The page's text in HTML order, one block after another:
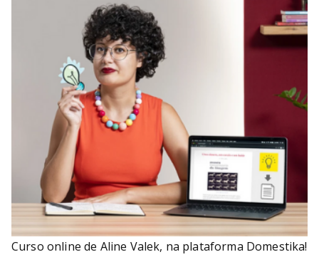
Curso online de Aline Valek, na plataforma Domestika!